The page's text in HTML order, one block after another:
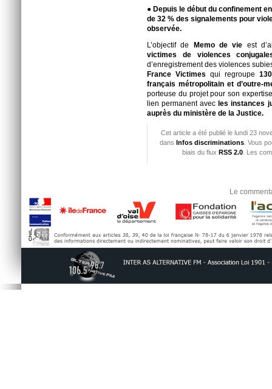
● Depuis le début du confinement
de 32 % des signalements pour
observée.
L’objectif de Memo de vie est
victimes de violences
d’enregistrement des violences
France Victimes qui regroupe
français métropolitain et d’outre-
porteuse du projet pour son
lien permanent avec les instances
auprès du ministère de la Justice.
Cet article a été publié le lundi 23
dans Infos discriminations. Vous
biais du flux RSS 2.0. Les
Le